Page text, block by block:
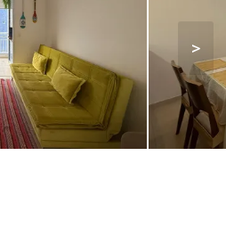
>